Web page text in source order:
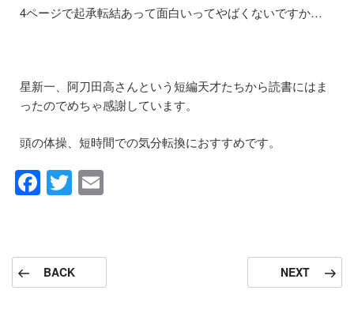
4ページで起承転結あって面白いってやばくないですか…
星新一、阿刀田高さんという短編天才たちから読書にはま
ったのでめちゃ感謝しています。
頭の体操、短時間での気分転換におすすめです。
F
e
b
T
er
投
稿
前
の
BACK
の
NEXT